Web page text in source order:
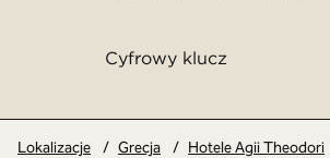
Cyfrowy klucz
Lokalizacje / Grecja / Hotele Agii Theodori